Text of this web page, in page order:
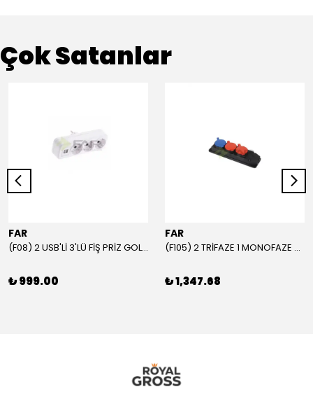
Çok Satanlar
FAR
(F08) 2 USB'Lİ 3'LÜ FİŞ PRİZ GOLYAT
₺ 999.00
FAR
(F105) 2 TRİFAZE 1 MONOFAZE GRUP PRİZ
₺ 1,347.68